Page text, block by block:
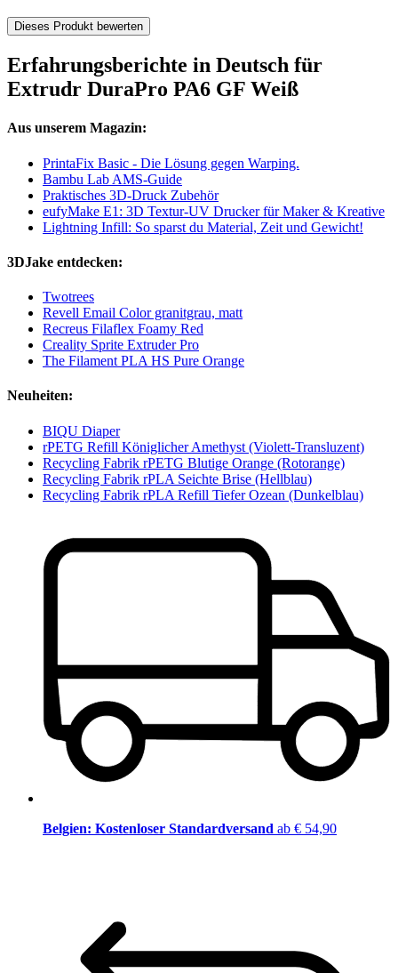
Dieses Produkt bewerten
Erfahrungsberichte in Deutsch für
Extrudr DuraPro PA6 GF Weiß
Aus unserem Magazin:
PrintaFix Basic - Die Lösung gegen Warping.
Bambu Lab AMS-Guide
Praktisches 3D-Druck Zubehör
eufyMake E1: 3D Textur-UV Drucker für Maker & Kreative
Lightning Infill: So sparst du Material, Zeit und Gewicht!
3DJake entdecken:
Twotrees
Revell Email Color granitgrau, matt
Recreus Filaflex Foamy Red
Creality Sprite Extruder Pro
The Filament PLA HS Pure Orange
Neuheiten:
BIQU Diaper
rPETG Refill Königlicher Amethyst (Violett-Transluzent)
Recycling Fabrik rPETG Blutige Orange (Rotorange)
Recycling Fabrik rPLA Seichte Brise (Hellblau)
Recycling Fabrik rPLA Refill Tiefer Ozean (Dunkelblau)
Belgien: Kostenloser Standardversand ab € 54,90